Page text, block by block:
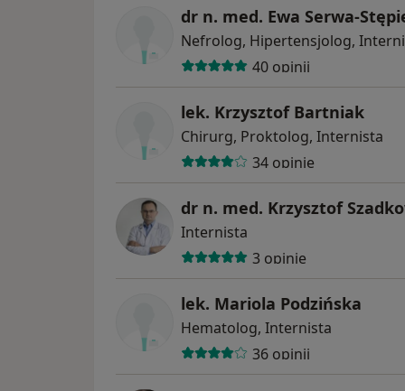
dr n. med. Ewa Serwa-
Nefrolog, Hipertensjolog,
40 opinii
lek. Krzysztof Bartniak
Chirurg, Proktolog, Internista
34 opinie
dr n. med. Krzysztof
Internista
3 opinie
lek. Mariola Podzińska
Hematolog, Internista
36 opinii